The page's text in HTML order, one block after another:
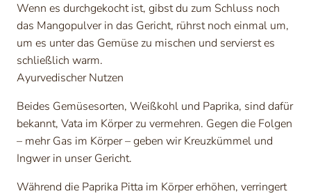
Wenn es durchgekocht ist, gibst du zum Schluss noch
das Mangopulver in das Gericht, rührst noch einmal um,
um es unter das Gemüse zu mischen und servierst es
schließlich warm.
Ayurvedischer Nutzen
Beides Gemüsesorten, Weißkohl und Paprika, sind dafür
bekannt, Vata im Körper zu vermehren. Gegen die Folgen
– mehr Gas im Körper – geben wir Kreuzkümmel und
Ingwer in unser Gericht.
Während die Paprika Pitta im Körper erhöhen, verringert